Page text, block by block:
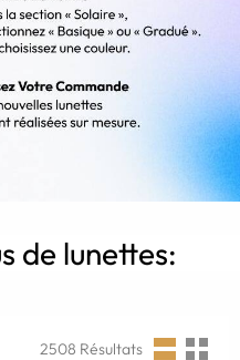
de lunettes:
2508 Résultats